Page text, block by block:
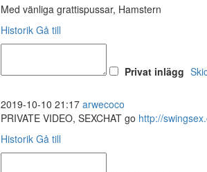
Med vänliga grattispussar, Hamstern
Historik Gå till
Privat inlägg
2019-10-10 21:17 arwecoco
PRIVATE VIDEO, SEXCHAT go http://
Historik Gå till